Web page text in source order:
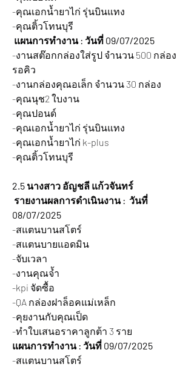
-คุณเอกน้ำยาไก่ รุ่นบินแทง
-คุณติ้วโทนบุรี
แผนการทำงาน : วันที่ 09/07/2025
-งานสต๊อกกล่องใส่รูป จำนวน 500 กล่อง
รอคิว
-งานกล่องคุณอเล็ก จำนวน 30 กล่อง
-คุณนุช2 ใบงาน
-คุณปอนด์
-คุณเอกน้ำยาไก่ รุ่นบินแทง
-คุณเอกน้ำยาไก่ k-plus
-คุณติ้วโทนบุรี
2.5 นางสาว อัญชลี แก้วจันทร์
รายงานผลการดำเนินงาน :  วันที่
08/07/2025
-สแตนบานสโตร์
-สแตนบายแอดมิน
-จับเวลา
-งานคุณจ้ำ
-kpi จัดซื้อ
-QA กล่องฝาล็อคแม่เหล็ก
-คุยงานกับคุณเป็ด
-ทำใบเสนอราคาลูกต้า 3 ราย
แผนการทำงาน : วันที่ 09/07/2025
-สแตนบานสโตร์